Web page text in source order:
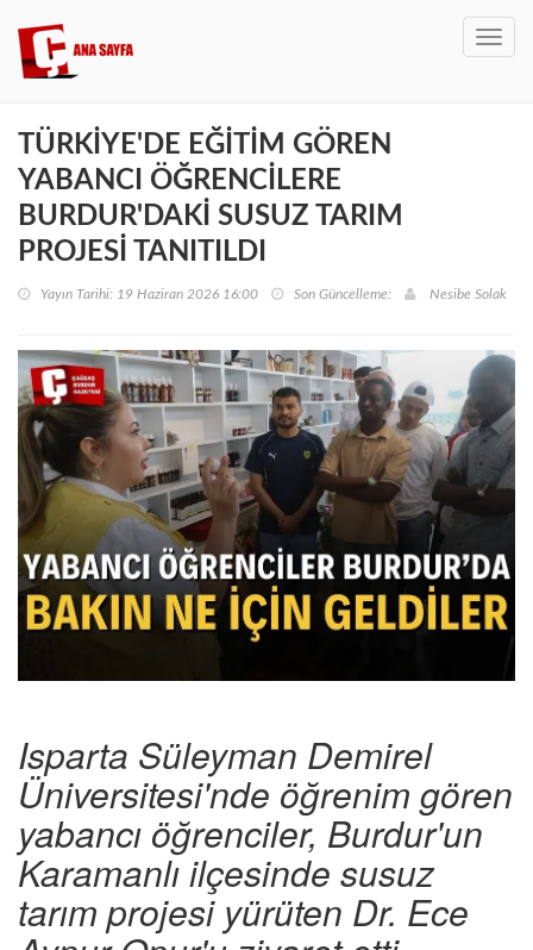
TÜRKİYE'DE EĞİTİM GÖREN
YABANCI ÖĞRENCİLERE
BURDUR'DAKİ SUSUZ TARIM
PROJESİ TANITILDI
Yayın Tarihi: 19 Haziran 2026 16:00 Son Güncelleme: Nesibe Solak
Isparta Süleyman Demirel
Üniversitesi'nde öğrenim gören
yabancı öğrenciler, Burdur'un
Karamanlı ilçesinde susuz
tarım projesi yürüten Dr. Ece